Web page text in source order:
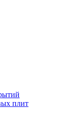
плит